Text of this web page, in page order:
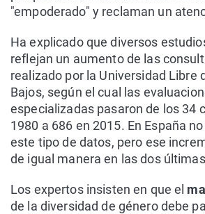
"empoderado" y reclaman un
Ha explicado que diversos
reflejan un aumento de las
realizado por la Universidad Libre
Bajos, según el cual las
especializadas pasaron de los 34
1980 a 686 en 2015. En España
este tipo de datos, pero ese
de igual manera en las dos
Los expertos insisten en que el
de la diversidad de género debe